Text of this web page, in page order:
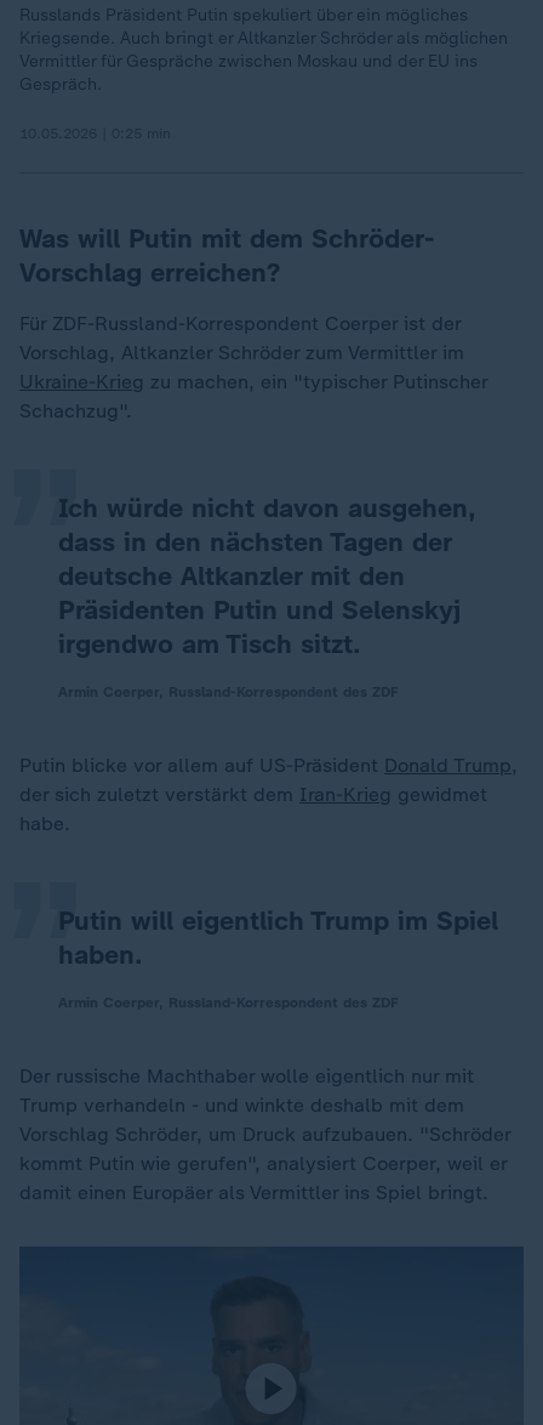
Russlands Präsident Putin spekuliert über ein mögliches
Kriegsende. Auch bringt er Altkanzler Schröder als möglichen
Vermittler für Gespräche zwischen Moskau und der EU ins
Gespräch.
Was will Putin mit dem Schröder-
Vorschlag erreichen?
Für ZDF-Russland-Korrespondent Coerper ist der
Vorschlag, Altkanzler Schröder zum Vermittler im
Ukraine-Krieg zu machen, ein "typischer Putinscher
Schachzug".
Ich würde nicht davon ausgehen,
dass in den nächsten Tagen der
deutsche Altkanzler mit den
Präsidenten Putin und Selenskyj
irgendwo am Tisch sitzt.
„
Putin blicke vor allem auf US-Präsident Donald Trump,
der sich zuletzt verstärkt dem Iran-Krieg gewidmet
habe.
Putin will eigentlich Trump im Spiel
haben.
„
Der russische Machthaber wolle eigentlich nur mit
Trump verhandeln - und winkte deshalb mit dem
Vorschlag Schröder, um Druck aufzubauen. "Schröder
kommt Putin wie gerufen", analysiert Coerper, weil er
damit einen Europäer als Vermittler ins Spiel bringt.